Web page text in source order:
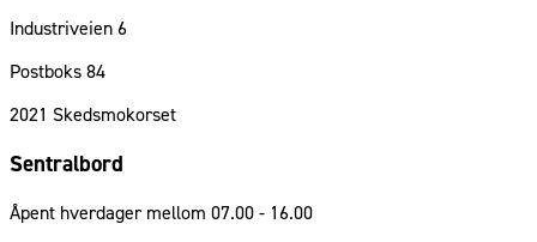
Industriveien 6
Postboks 84
2021 Skedsmokorset
Sentralbord
Åpent hverdager mellom 07.00 - 16.00